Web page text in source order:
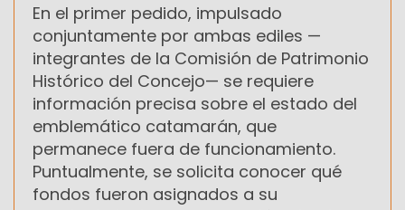
En el primer pedido, impulsado
conjuntamente por ambas ediles —
integrantes de la Comisión de Patrimonio
Histórico del Concejo— se requiere
información precisa sobre el estado del
emblemático catamarán, que
permanece fuera de funcionamiento.
Puntualmente, se solicita conocer qué
fondos fueron asignados a su